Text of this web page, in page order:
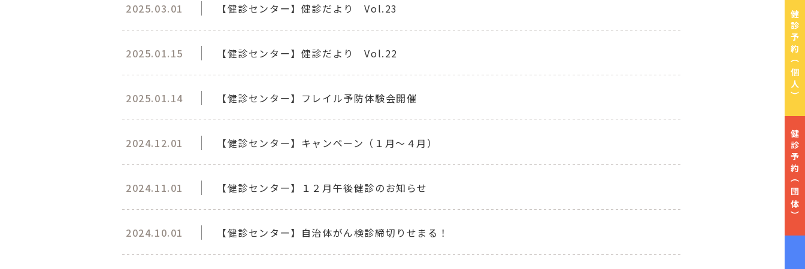
健診予約
（個人）
健診予約
（団体）
2025.03.01 【健診センター】健診だより Vol.23
2025.01.15 【健診センター】健診だより Vol.22
2025.01.14 【健診センター】フレイル予防体験会開催
2024.12.01 【健診センター】キャンペーン（１月～４月）
2024.11.01 【健診センター】１２月午後健診のお知らせ
2024.10.01 【健診センター】自治体がん検診締切りせまる！